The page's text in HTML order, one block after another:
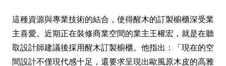
這種資源與專業技術的結合，使得醒木的訂製櫥櫃深受業
主喜愛。近期正在裝修商業空間的業主王權宏，就是在聽
取設計師建議後採用醒木訂製櫥櫃。他指出：「現在的空
間設計不僅現代感十足，還要求呈現出歐風原木皮的高雅